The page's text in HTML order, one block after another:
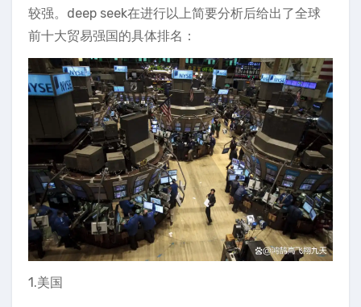
较强。deep seek在进行以上简要分析后给出了全球
前十大贸易强国的具体排名：
1.美国